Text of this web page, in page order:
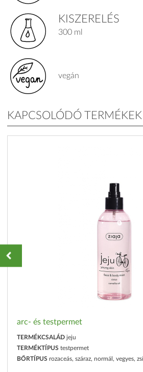
KISZERELÉS
300 ml
vegán
KAPCSOLÓDÓ TERMÉKEK
arc- és testpermet
TERMÉKCSALÁD jeju
TERMÉKTÍPUS testpermet
BŐRTÍPUS rozaceás, száraz, normál, vegyes,